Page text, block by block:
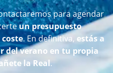
para agendar
un presupuesto
. En definitiva, estás a
del verano en tu propia
la Real.